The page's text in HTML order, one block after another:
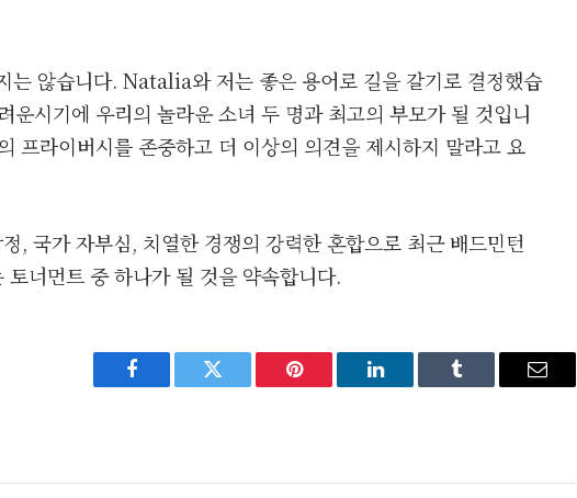
는 않습니다. Natalia와 저는 좋은 용어로 길을 갈기로 결정했습
운시기에 우리의 놀라운 소녀 두 명과 최고의 부모가 될 것입니
프라이버시를 존중하고 더 이상의 의견을 제시하지 말라고 요
, 국가 자부심, 치열한 경쟁의 강력한 혼합으로 최근 배드민턴
너먼트 중 하나가 될 것을 약속합니다.
Facebook Twitter Pinterest LinkedIn Tumblr Email